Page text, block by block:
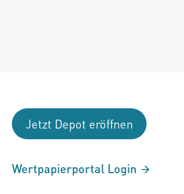
Jetzt Depot eröffnen
Wertpapierportal Login